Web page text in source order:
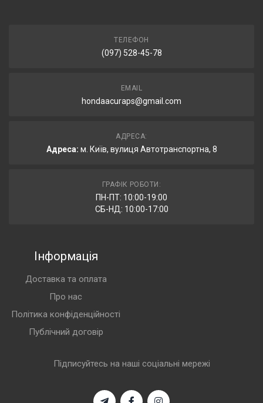
ТЕЛЕФОН
(097) 528-45-78
EMAIL
hondaacuraps@gmail.com
АДРЕСА:
Адреса: м. Київ, вулиця Автотранспортна, 8
ГРАФІК РОБОТИ:
ПН-ПТ: 10:00-19:00
СБ-НД: 10:00-17:00
Інформація
Доставка та оплата
Про нас
Політика конфіденційності
Публічний договір
Підписуйтесь на наші соціальні мережі